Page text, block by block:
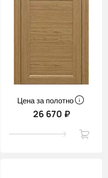
Цена за полотно
26 670 ₽